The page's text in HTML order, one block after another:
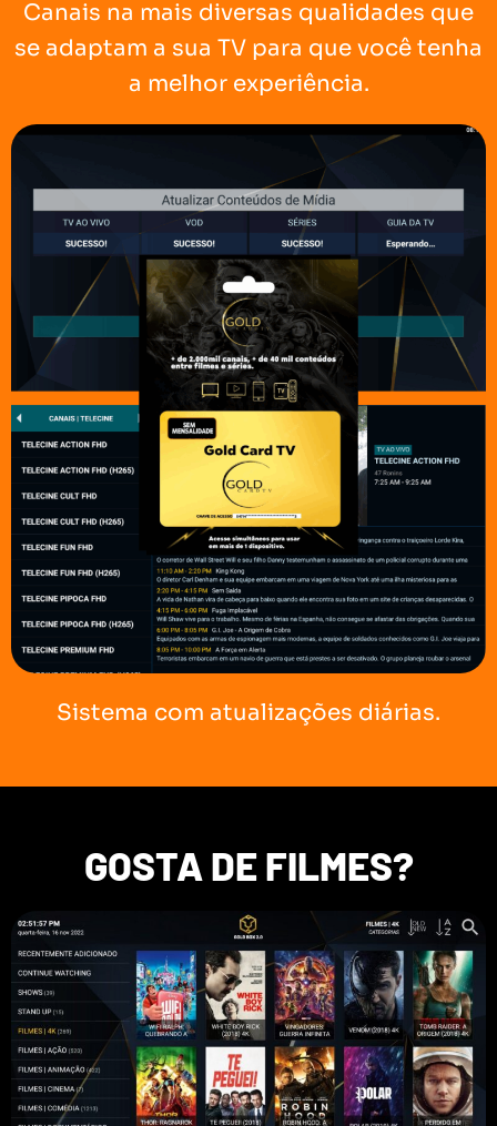
Canais na mais diversas qualidades que
se adaptam a sua TV para que você tenha
a melhor experiência.
Sistema com atualizações diárias.
GOSTA DE FILMES?